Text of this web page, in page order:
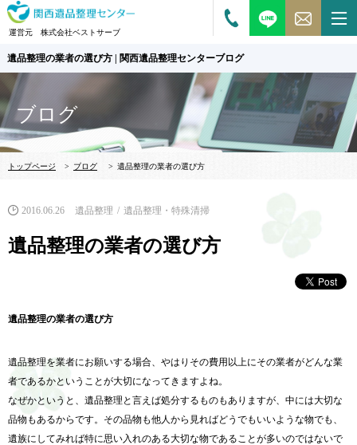
運営元 株式会社ベストサーブ
遺品整理の業者の選び方 | 関西遺品整理センターブログ
ブログ
トップページ > ブログ > 遺品整理の業者の選び方
2016.06.26 遺品整理 遺品整理・特殊清掃
遺品整理の業者の選び方
遺品整理の業者の選び方
遺品整理を業者にお願いする場合、やはりその費用以上にその業者がどんな業
者であるかということが大切になってきますよね。
なぜかというと、遺品整理と言えば処分するものもありますが、中には大切な
品物もあるからです。その品物も他人から見ればどうでもいいような物でも、
遺族にしてみれば特に思い入れのある大切な物であることが多いのではないで